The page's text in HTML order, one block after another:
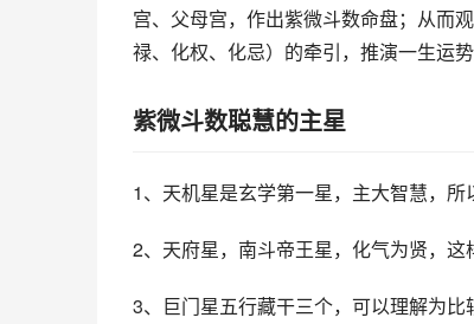
宫、父母宫，作出紫微斗数命盘；从而
禄、化权、化忌）的牵引，推演一生运势
紫微斗数聪慧的主星
1、天机星是玄学第一星，主大智慧，
2、天府星，南斗帝王星，化气为贤，这
3、巨门星五行藏干三个，可以理解为